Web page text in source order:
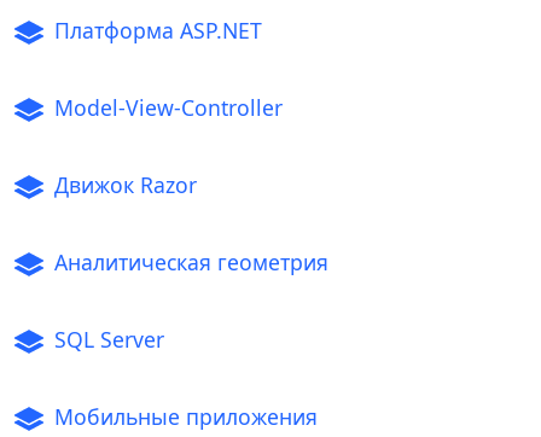
Платформа ASP.NET
Model-View-Controller
Движок Razor
Аналитическая геометрия
SQL Server
Мобильные приложения